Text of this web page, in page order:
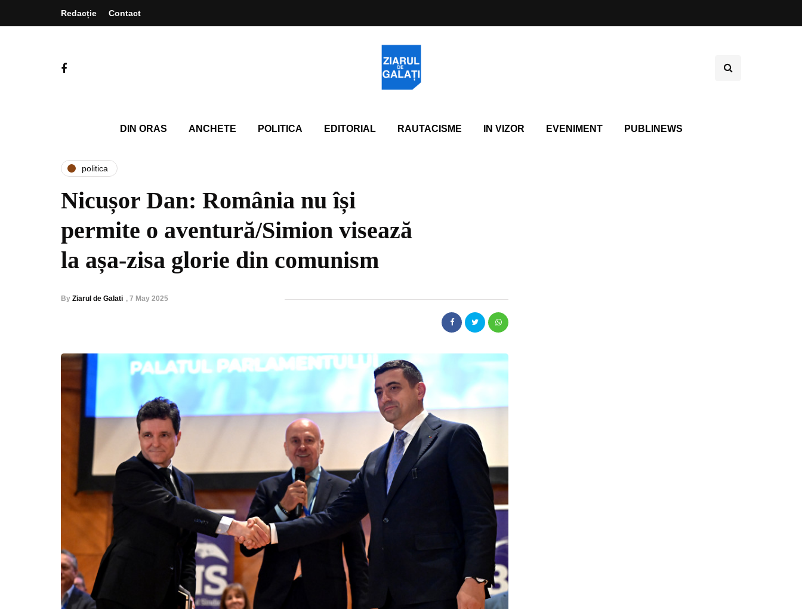
Redacție Contact
DIN ORAS ANCHETE POLITICA EDITORIAL RAUTACISME IN VIZOR EVENIMENT PUBLINEWS
politica
Nicușor Dan: România nu își
permite o aventură/Simion visează
la așa-zisa glorie din comunism
By Ziarul de Galati , 7 May 2025